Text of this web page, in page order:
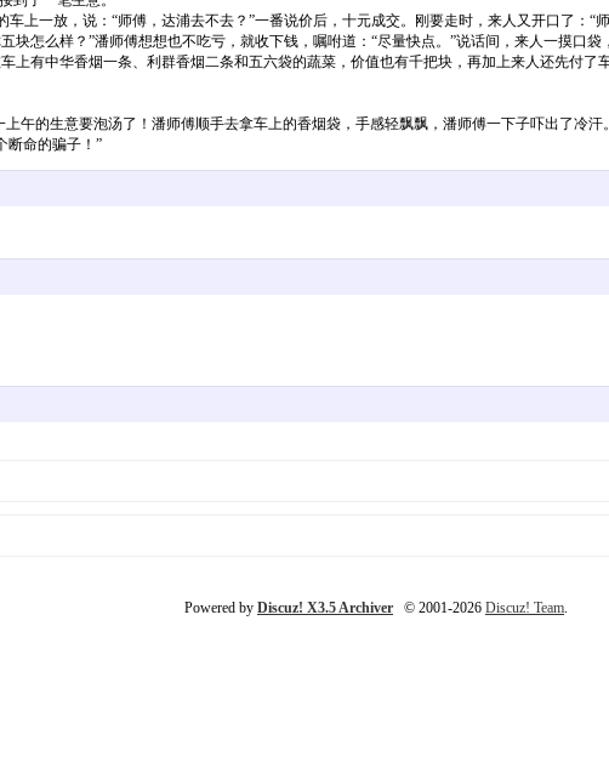
上一放，说：“师傅，达浦去不去？”一番说价后，十元成交。刚要走时，来人又开口了：
块怎么样？”潘师傅想想也不吃亏，就收下钱，嘱咐道：“尽量快点。”说话间，来人一摸口
上有中华香烟一条、利群香烟二条和五六袋的蔬菜，价值也有千把块，再加上来人还先付
午的生意要泡汤了！潘师傅顺手去拿车上的香烟袋，手感轻飘飘，潘师傅一下子吓出了冷
断命的骗子！”
Powered by Discuz! X3.5 Archiver © 2001-2026 Discuz! Team.